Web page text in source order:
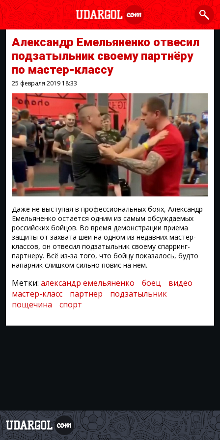
Александр Емельяненко отвесил
подзатыльник своему партнёру
по мастер-классу
25 февраля 2019 18:33
Даже не выступая в профессиональных боях, Александр
Емельяненко остается одним из самым обсуждаемых
российских бойцов. Во время демонстрации приема
защиты от захвата шеи на одном из недавних мастер-
классов, он отвесил подзатыльник своему спарринг-
партнеру. Всё из-за того, что бойцу показалось, будто
напарник слишком сильно повис на нем.
Метки: александр емельяненко боец
видео
мастер-класс
партнёр
подзатыльник
пощечина
спорт